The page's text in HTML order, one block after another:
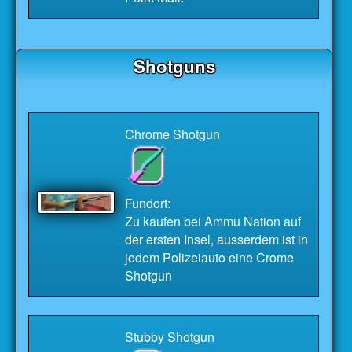
Shotguns
Chrome Shotgun
Fundort:
Zu kaufen bei Ammu Nation auf
der ersten Insel, ausserdem ist in
jedem Polizeiauto eine Crome
Shotgun
Stubby Shotgun